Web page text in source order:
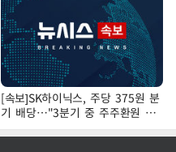
[속보]SK하이닉스, 주당 375원 분
기 배당…"3분기 중 주주환원 방
안 확정"